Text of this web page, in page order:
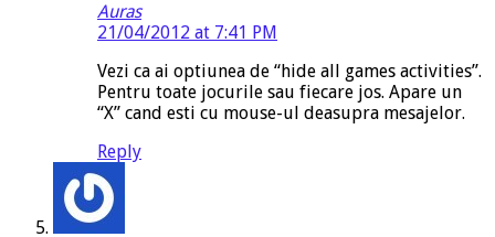
Auras
21/04/2012 at 7:41 PM
Vezi ca ai optiunea de “hide all games activities”.
Pentru toate jocurile sau fiecare jos. Apare un
“X” cand esti cu mouse-ul deasupra mesajelor.
Reply